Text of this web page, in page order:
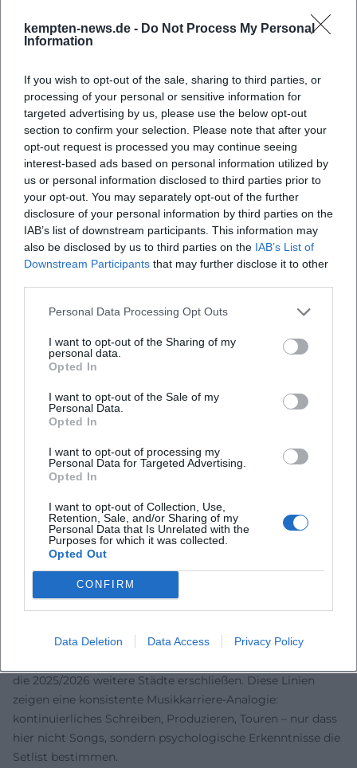
kempten-news.de - Do Not Process My Personal
Information
If you wish to opt-out of the sale, sharing to third parties, or
processing of your personal or sensitive information for
targeted advertising by us, please use the below opt-out
section to confirm your selection. Please note that after your
opt-out request is processed you may continue seeing
interest-based ads based on personal information utilized by
us or personal information disclosed to third parties prior to
your opt-out. You may separately opt-out of the further
disclosure of your personal information by third parties on the
IAB’s list of downstream participants. This information may
also be disclosed by us to third parties on the IAB’s List of
Downstream Participants that may further disclose it to other
Personal Data Processing Opt Outs
I want to opt-out of the Sharing of my
personal data.
Opted In
I want to opt-out of the Sale of my
Personal Data.
Opted In
I want to opt-out of processing my
Personal Data for Targeted Advertising.
Opted In
I want to opt-out of Collection, Use,
Retention, Sale, and/or Sharing of my
Personal Data that Is Unrelated with the
Purposes for which it was collected.
Opted Out
CONFIRM
Data Deletion Data Access Privacy Policy
Bühnenkunst: Timing, Pausen, Pointen, emotionaler
Bogen. In der Komposition seiner Shows schafft er
(Studien, Zahlen, Experimente) und löst sie in
alltagspraktischen Erkenntnissen auf. Diese Arrangement-
Qualität macht seine Auftritte nahbar und zugleich
anspruchsvoll. Seine künstlerische Entwicklung lässt sich
als Professionalisierung der Dramaturgie und als
Erweiterung der medialen Palette lesen: Bühne, Podcast,
TV – jedes Medium erhält eine Form, die dem Inhalt dient.
Kultureller Einfluss, Rezeption, gesellschaftliche Relevanz
Windscheid bedient kein Nischenpublikum. Er erreicht
Menschen, die Orientierung in Alltagsfragen wünschen –
seine Autorität als Kurator psychologischer Themen.
Besonders relevant ist seine Arbeit dort, wo Psychologie
gesellschaftspolitisch wird: Ungleichheit und Geld,
Männergesundheit, Sterblichkeit und Trauerkultur,
Leistungsdruck in Beziehungen. Indem er diese Felder in
den Mainstream holt, erweitert er die kulturelle Grammatik
des Sprechens über mentale Gesundheit. Das Ergebnis: ein
Klima, in dem Therapie entstigmatisiert, Prävention als
Kulturtechnik begriffen und emotionale Bildung als
Karriere-Stationen: Daten, Formate, Meilensteine
Biografisch prägend sind Studium und Promotion,
unternehmerische Projekte (MS Günther, später
Etablierung als Host in einem der sichtbarsten
Wissenslabel des öffentlich-rechtlichen Rundfunks.
die TV-Formate ab 2023, die neuen Terra-Xplore-
die 2025/2026 weitere Städte erschließen. Diese Linien
zeigen eine konsistente Musikkarriere-Analogie:
kontinuierliches Schreiben, Produzieren, Touren – nur dass
hier nicht Songs, sondern psychologische Erkenntnisse die
Setlist bestimmen.